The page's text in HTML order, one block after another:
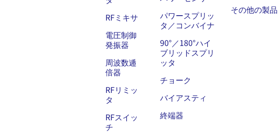
RFミキサ
電圧制御
発振器
周波数逓
倍器
RFリミッ
タ
RFスイッ
チ
パワースプリッ
タ／コンバイナ
90°／180°ハイ
ブリッドスプリ
ッタ
チョーク
バイアスティ
終端器
その他の製品